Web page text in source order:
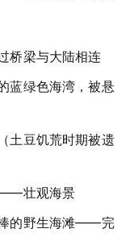
桥梁与大陆相连
绿色海湾，被悬
土豆饥荒时期被遗
——壮观海景
棒的野生海滩——完